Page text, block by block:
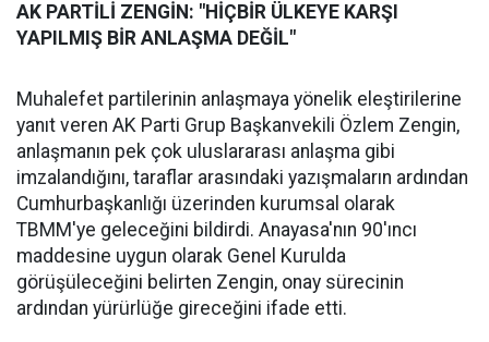
AK PARTİLİ ZENGİN: "HİÇBİR ÜLKEYE KARŞI
YAPILMIŞ BİR ANLAŞMA DEĞİL"
Muhalefet partilerinin anlaşmaya yönelik eleştirilerine
yanıt veren AK Parti Grup Başkanvekili Özlem Zengin,
anlaşmanın pek çok uluslararası anlaşma gibi
imzalandığını, taraflar arasındaki yazışmaların ardından
Cumhurbaşkanlığı üzerinden kurumsal olarak
TBMM'ye geleceğini bildirdi. Anayasa'nın 90'ıncı
maddesine uygun olarak Genel Kurulda
görüşüleceğini belirten Zengin, onay sürecinin
ardından yürürlüğe gireceğini ifade etti.